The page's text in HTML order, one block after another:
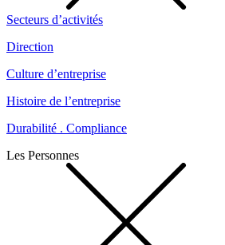
Secteurs d’activités
Direction
Culture d’entreprise
Histoire de l’entreprise
Durabilité . Compliance
Les Personnes